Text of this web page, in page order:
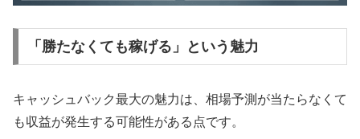
「勝たなくても稼げる」という魅力
キャッシュバック最大の魅力は、相場予測が当たらなくて
も収益が発生する可能性がある点です。